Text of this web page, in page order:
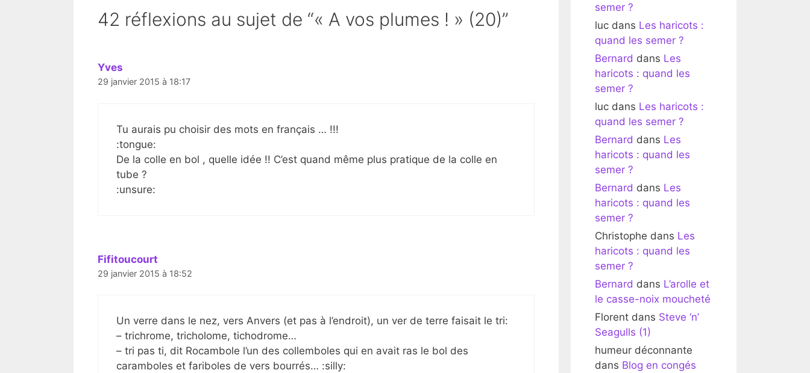
42 réflexions au sujet de “« A vos plumes ! » (20)”
Yves
29 janvier 2015 à 18:17
Tu aurais pu choisir des mots en français … !!!
:tongue:
De la colle en bol , quelle idée !! C’est quand même plus pratique de la colle en
tube ?
:unsure:
Fifitoucourt
29 janvier 2015 à 18:52
Un verre dans le nez, vers Anvers (et pas à l’endroit), un ver de terre faisait le tri:
– trichrome, tricholome, tichodrome…
– tri pas ti, dit Rocambole l’un des collemboles qui en avait ras le bol des
caramboles et fariboles de vers bourrés… :silly:
semer ?
luc dans Les haricots :
quand les semer ?
Bernard dans Les
haricots : quand les
semer ?
luc dans Les haricots :
quand les semer ?
Bernard dans Les
haricots : quand les
semer ?
Bernard dans Les
haricots : quand les
semer ?
Christophe dans Les
haricots : quand les
semer ?
Bernard dans L’arolle et
le casse-noix moucheté
Florent dans Steve ‘n’
Seagulls (1)
humeur déconnante
dans Blog en congés